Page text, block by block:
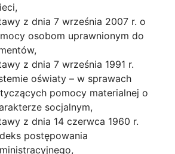
z dnia 7 września 2007 r. o
osobom uprawnionym do
z dnia 7 września 1991 r.
oświaty – w sprawach
pomocy materialnej o
socjalnym,
z dnia 14 czerwca 1960 r.
postępowania